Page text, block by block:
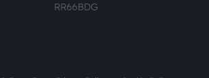
RR66BDG